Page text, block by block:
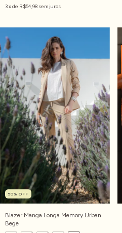
3x de R$54,98 sem juros
50% OFF
Blazer Manga Longa Memory Urban
Bege